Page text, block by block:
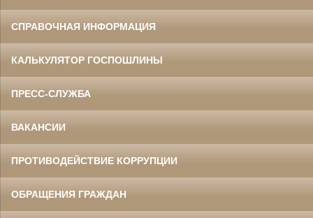
СПРАВОЧНАЯ ИНФОРМАЦИЯ
КАЛЬКУЛЯТОР ГОСПОШЛИНЫ
ПРЕСС-СЛУЖБА
ВАКАНСИИ
ПРОТИВОДЕЙСТВИЕ КОРРУПЦИИ
ОБРАЩЕНИЯ ГРАЖДАН